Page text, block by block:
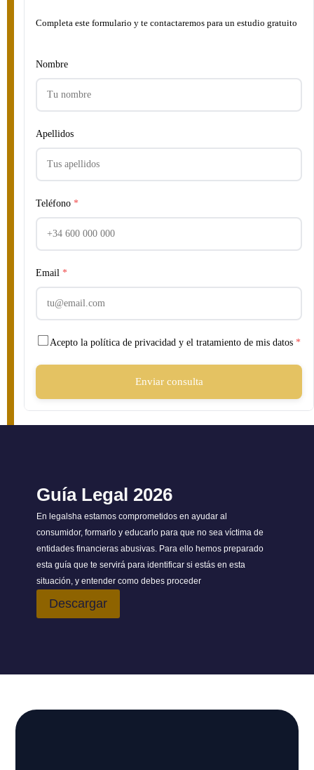
Completa este formulario y te contactaremos para un estudio gratuito
Nombre
Apellidos
Teléfono *
Email *
Acepto la política de privacidad y el tratamiento de mis datos *
Enviar consulta
Guía Legal 2026
En legalsha estamos comprometidos en ayudar al
consumidor, formarlo y educarlo para que no sea víctima de
entidades financieras abusivas. Para ello hemos preparado
esta guía que te servirá para identificar si estás en esta
situación, y entender como debes proceder
Descargar